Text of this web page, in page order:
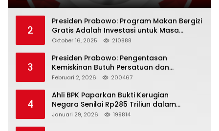
2
Presiden Prabowo: Program Makan Bergizi
Gratis Adalah Investasi untuk Masa
Depan Bangsa
Oktober 16, 2025 210888
3
Presiden Prabowo: Pengentasan
Kemiskinan Butuh Persatuan dan
Kepemimpinan yang Bertanggung Jawab
Februari 2, 2026 200467
4
Ahli BPK Paparkan Bukti Kerugian
Negara Senilai Rp285 Triliun dalam
Persidangan Korupsi PT Pertamina
Januari 29, 2026 199814